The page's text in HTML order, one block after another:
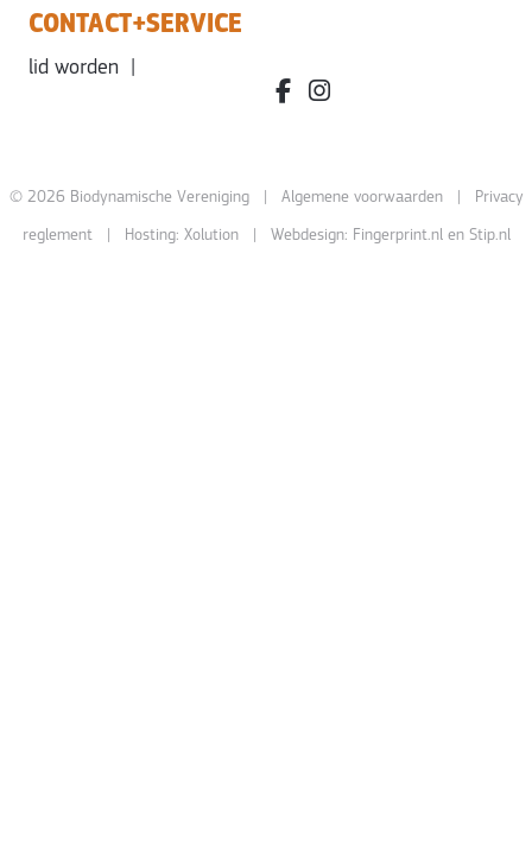
CONTACT+SERVICE
lid worden
facebook.com/bdvereniging/
instagram.com/
© 2026 Biodynamische Vereniging | Algemene voorwaarden| Privacy
reglement| Hosting: Xolution| Webdesign: Fingerprint.nlen Stip.nl